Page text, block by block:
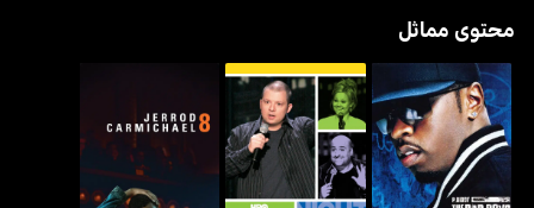
محتوى مماثل
بي ديدي بريزينتس باد بويز
أوف كوميدي
ون نايت ستاند جيرود كارمايمكل: 8